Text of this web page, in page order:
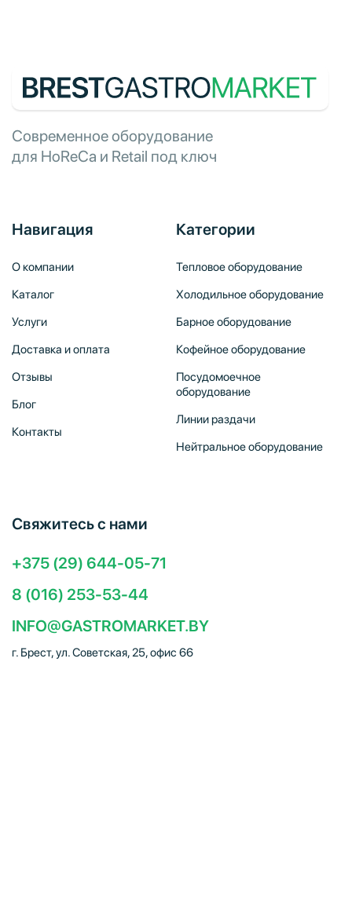
Современное оборудование
для HoReCa и Retail под ключ
Навигация
О компании
Каталог
Услуги
Доставка и оплата
Отзывы
Блог
Контакты
Категории
Тепловое оборудование
Холодильное оборудование
Барное оборудование
Кофейное оборудование
Посудомоечное
оборудование
Линии раздачи
Нейтральное оборудование
Свяжитесь с нами
+375 (29) 644-05-71
8 (016) 253-53-44
INFO@GASTROMARKET.BY
г. Брест, ул. Советская, 25, офис 66